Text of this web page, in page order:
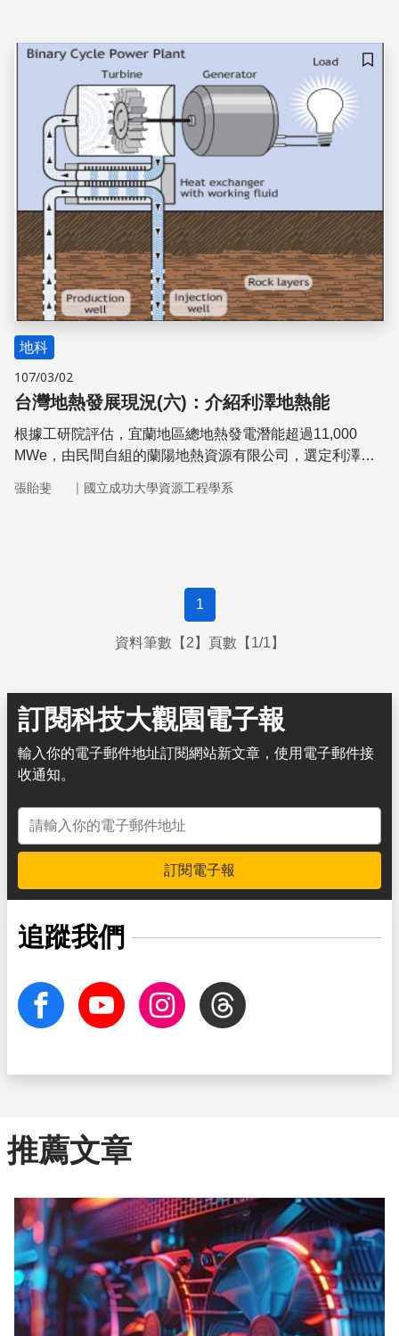
氣。CEEG技術主要應用場址多集中於中東，在馬來西亞、
加拿大、日本等地區也已推動CEEG技術，台灣利澤地區目
前正在建構國內首座CEEG電廠。
儲存
地科
107/03/02
台灣地熱發展現況(六)：介紹利澤地熱能
根據工研院評估，宜蘭地區總地熱發電潛能超過11,000
MWe，由民間自組的蘭陽地熱資源有限公司，選定利澤地
目標為101 MWe，11口地熱井，1.49公頃的開發面積，平
濟考量。目前計畫將鑽探一口先導試驗用井，再逐年擴充，
配和地表電廠的建設，預計於2025年完工，初步估計每年
張貽斐 ｜ 國立成功大學資源工程學系
1
資料筆數【2】頁數【1/1】
訂閱科技大觀園電子報
輸入你的電子郵件地址訂閱網站新文章，使用電子郵件接
收通知。
電子郵件地址
訂閱電子報
追蹤我們
facebook Youtube InstagramThreads
推薦文章